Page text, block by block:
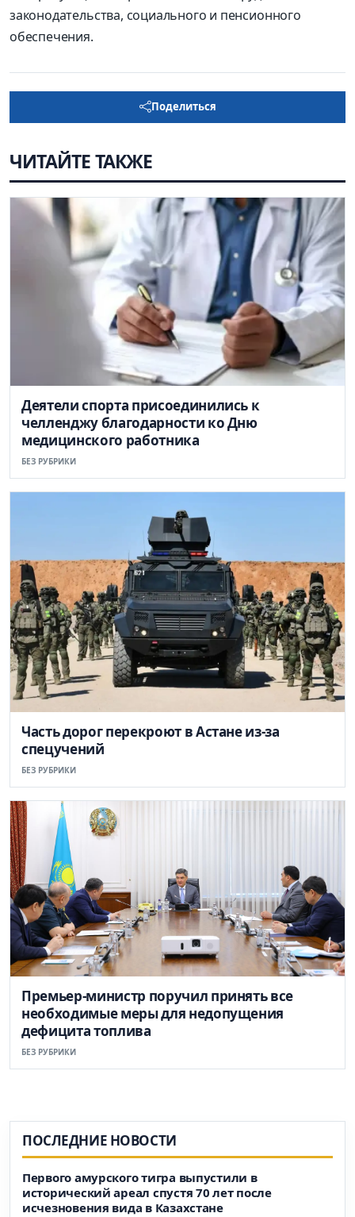
законодательства, социального и пенсионного
обеспечения.
Поделиться
ЧИТАЙТЕ ТАКЖЕ
Деятели спорта присоединились к
челленджу благодарности ко Дню
медицинского работника
БЕЗ РУБРИКИ
Часть дорог перекроют в Астане из-за
спецучений
БЕЗ РУБРИКИ
Премьер-министр поручил принять все
необходимые меры для недопущения
дефицита топлива
БЕЗ РУБРИКИ
ПОСЛЕДНИЕ НОВОСТИ
Первого амурского тигра выпустили в
исторический ареал спустя 70 лет после
исчезновения вида в Казахстане